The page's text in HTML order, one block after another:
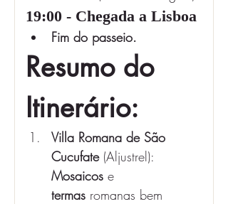
19:00 - Chegada a Lisboa
Fim do passeio.
Resumo do
Itinerário:
Villa Romana de São
Cucufate (Aljustrel):
Mosaicos e
termas romanas bem